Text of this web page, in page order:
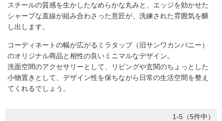
スチールの質感を生かしたなめらかな丸みと、エッジを効かせた
シャープな直線が組み合わさった意匠が、洗練された雰囲気を醸
し出します。
コーディネートの幅が広がるミラタップ（旧サンワカンパニー）
のオリジナル商品と相性の良いミニマルなデザイン。
洗面空間のアクセサリーとして、リビングや玄関のちょっとした
小物置きとして、デザイン性を保ちながら日常の生活空間を整え
てくれるでしょう。
1-5（5件中）